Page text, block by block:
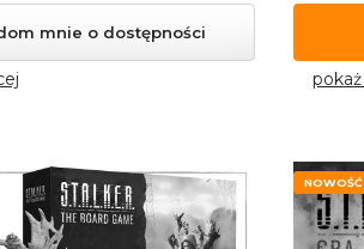
mnie o dostępności
NOWOŚĆ